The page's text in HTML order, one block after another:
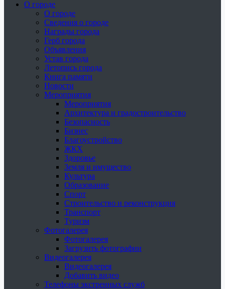
О городе
О городе
Сведения о городе
Награды города
Герб города
Объявления
Устав города
Летопись города
Книга памяти
Новости
Мероприятия
Мероприятия
Архитектура и градостроительство
Безопасность
Бизнес
Благоустройство
ЖКХ
Здоровье
Земля и имущество
Культура
Образование
Спорт
Строительство и реконструкция
Транспорт
Туризм
Фотогалерея
Фотогалерея
Загрузить фотографии
Видеогалерея
Видеогалерея
Добавить видео
Телефоны экстренных служб